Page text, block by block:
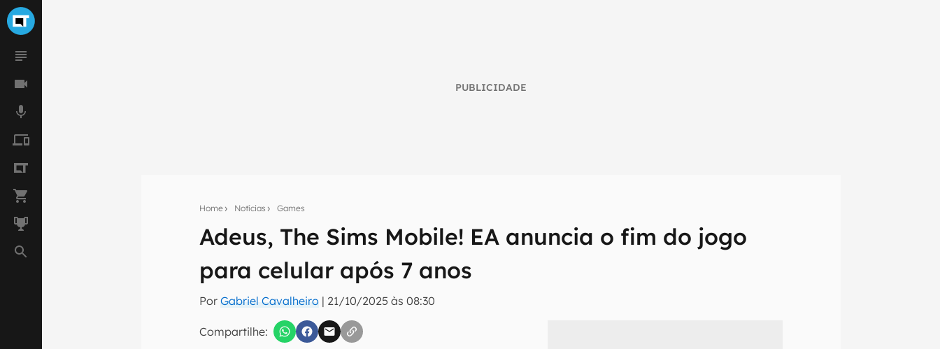
PUBLICIDADE
Home Notícias Games
Adeus, The Sims Mobile! EA anuncia o fim do jogo
para celular após 7 anos
PorGabriel Cavalheiro | 21/10/2025 às 08:30
Compartilhe:
Seu resumo inteligente do mundo tech!
Assine a newsletter do Canaltech e receba notícias e reviews sobre tecnologia em primeira